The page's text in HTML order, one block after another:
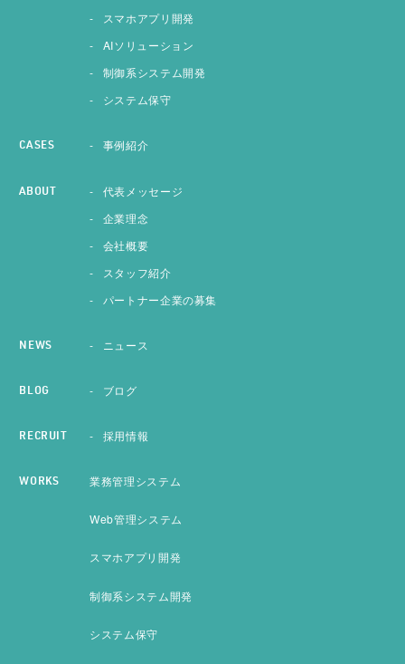
スマホアプリ開発
AIソリューション
制御系システム開発
システム保守
CASES 事例紹介
ABOUT
代表メッセージ
企業理念
会社概要
スタッフ紹介
パートナー企業の募集
NEWS ニュース
BLOG ブログ
RECRUIT 採用情報
WORKS 業務管理システム
Web管理システム
スマホアプリ開発
制御系システム開発
システム保守